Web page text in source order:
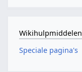
Wikihulpmiddelen
Speciale pagina's